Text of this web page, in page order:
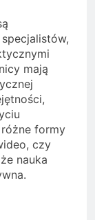
mają
formy
czy
nauka